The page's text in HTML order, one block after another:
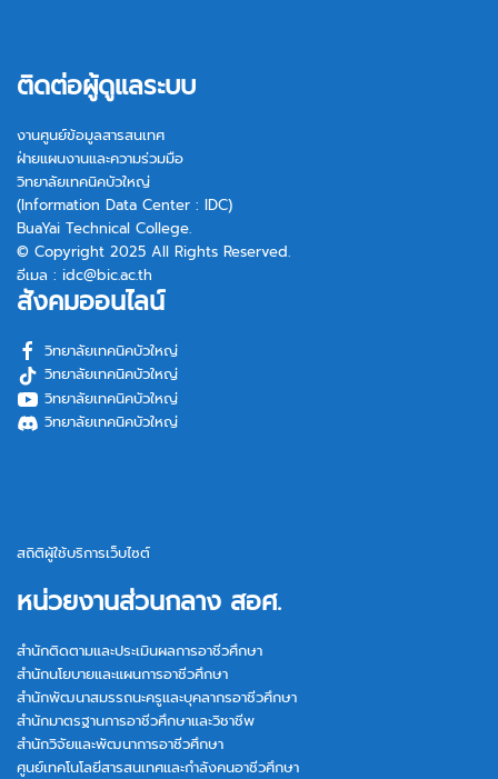
ติดต่อผู้ดูแลระบบ
งานศูนย์ข้อมูลสารสนเทศ
ฝ่ายแผนงานและความร่วมมือ
วิทยาลัยเทคนิคบัวใหญ่
(Information Data Center : IDC)
BuaYai Technical College.
© Copyright 2025 All Rights Reserved.
อีเมล : idc@bic.ac.th
สังคมออนไลน์
วิทยาลัยเทคนิคบัวใหญ่
วิทยาลัยเทคนิคบัวใหญ่
วิทยาลัยเทคนิคบัวใหญ่
วิทยาลัยเทคนิคบัวใหญ่
สถิติผู้ใช้บริการเว็บไซต์
หน่วยงานส่วนกลาง สอศ.
สำนักติดตามและประเมินผลการอาชีวศึกษา
สำนักนโยบายและแผนการอาชีวศึกษา
สำนักพัฒนาสมรรถนะครูและบุคลากรอาชีวศึกษา
สำนักมาตรฐานการอาชีวศึกษาและวิชาชีพ
สำนักวิจัยและพัฒนาการอาชีวศึกษา
ศูนย์เทคโนโลยีสารสนเทศและกำลังคนอาชีวศึกษา